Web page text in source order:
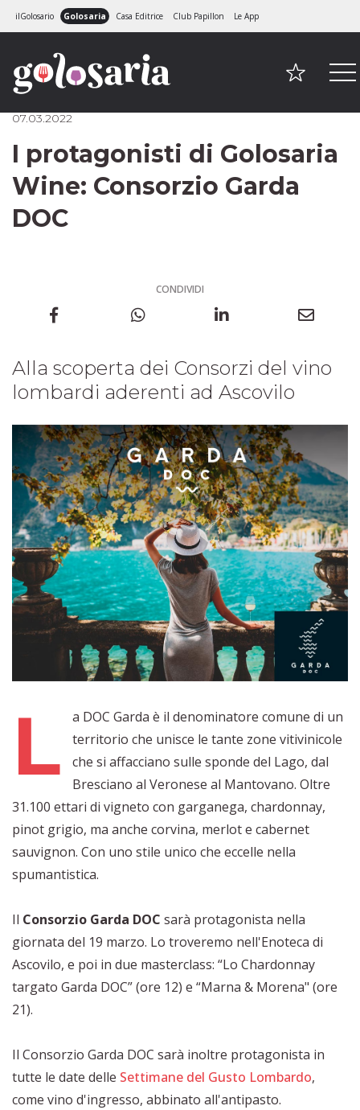
ilGolosario Golosaria Casa Editrice Club Papillon Le App
07.03.2022
I protagonisti di Golosaria
Wine: Consorzio Garda
DOC
CONDIVIDI
Alla scoperta dei Consorzi del vino
lombardi aderenti ad Ascovilo
L
a DOC Garda è il denominatore comune di un
territorio che unisce le tante zone vitivinicole
che si affacciano sulle sponde del Lago, dal
Bresciano al Veronese al Mantovano. Oltre
31.100 ettari di vigneto con garganega, chardonnay,
pinot grigio, ma anche corvina, merlot e cabernet
sauvignon. Con uno stile unico che eccelle nella
spumantistica.
Il Consorzio Garda DOC sarà protagonista nella
giornata del 19 marzo. Lo troveremo nell'Enoteca di
Ascovilo, e poi in due masterclass: “Lo Chardonnay
targato Garda DOC” (ore 12) e “Marna & Morena" (ore
21).
Il Consorzio Garda DOC sarà inoltre protagonista in
tutte le date delle Settimane del Gusto Lombardo,
come vino d'ingresso, abbinato all'antipasto.